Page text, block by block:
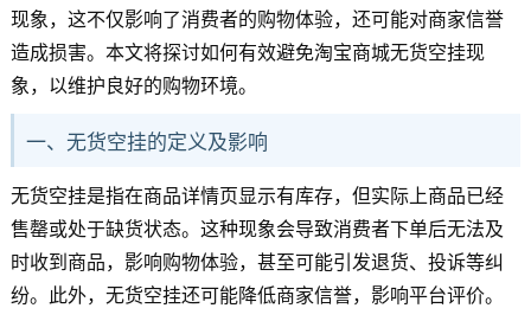
现象，这不仅影响了消费者的购物体验，还可能对商家信誉
造成损害。本文将探讨如何有效避免淘宝商城无货空挂现
象，以维护良好的购物环境。
一、无货空挂的定义及影响
无货空挂是指在商品详情页显示有库存，但实际上商品已经
售罄或处于缺货状态。这种现象会导致消费者下单后无法及
时收到商品，影响购物体验，甚至可能引发退货、投诉等纠
纷。此外，无货空挂还可能降低商家信誉，影响平台评价。